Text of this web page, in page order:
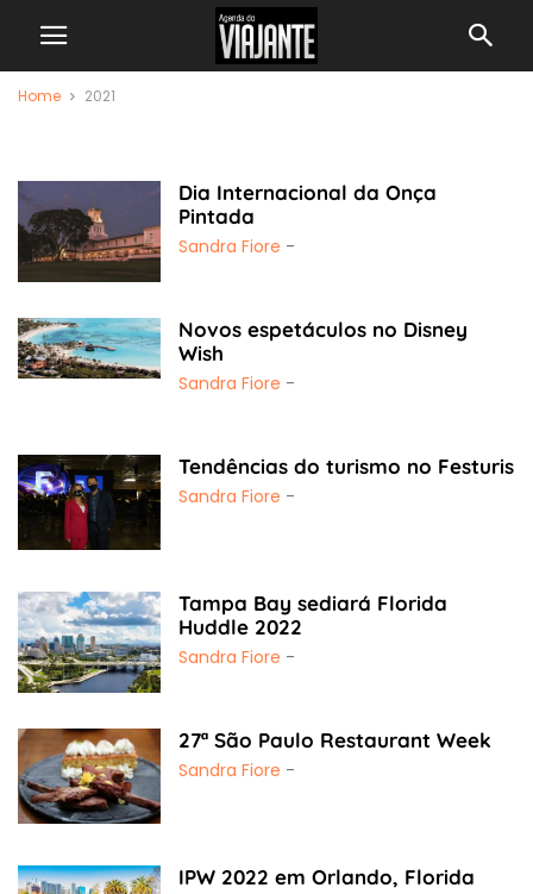
Home 2021
Dia Internacional da Onça
Pintada
Sandra Fiore -
Novos espetáculos no Disney
Wish
Sandra Fiore -
Tendências do turismo no Festuris
Sandra Fiore -
Tampa Bay sediará Florida
Huddle 2022
Sandra Fiore -
27ª São Paulo Restaurant Week
Sandra Fiore -
IPW 2022 em Orlando, Florida